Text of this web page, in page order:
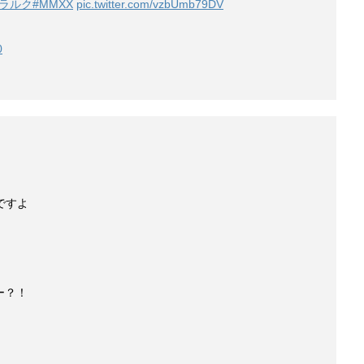
ルク#MMXX pic.twitter.com/vzbUmb79DV
すよ
！